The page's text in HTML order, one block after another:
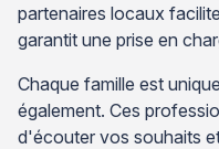
partenaires locaux
garantit une prise en
Chaque famille est
également. Ces
d'écouter vos souhaits